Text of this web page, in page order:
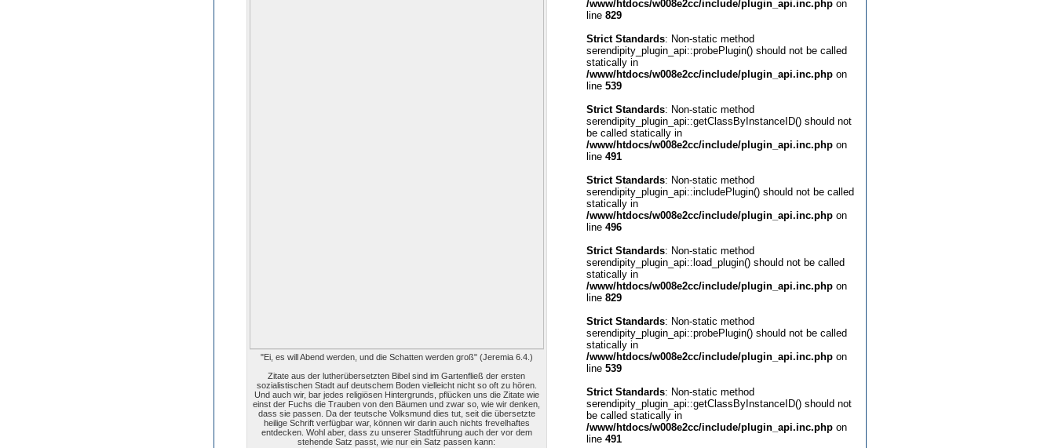
"Ei, es will Abend werden, und die Schatten werden groß" (Jeremia 6.4.)
Zitate aus der lutherübersetzten Bibel sind im Gartenfließ der ersten
sozialistischen Stadt auf deutschem Boden vielleicht nicht so oft zu hören.
Und auch wir, bar jedes religiösen Hintergrunds, pflücken uns die Zitate wie
einst der Fuchs die Trauben von den Bäumen und zwar so, wie wir denken,
dass sie passen. Da der teutsche Volksmund dies tut, seit die übersetzte
heilige Schrift verfügbar war, können wir darin auch nichts frevelhaftes
entdecken. Wohl aber, dass zu unserer Stadtführung auch der vor dem
stehende Satz passt, wie nur ein Satz passen kann:
/www/htdocs/w008e2cc/include/plugin_api.inc.php on
line 829
Strict Standards: Non-static method
serendipity_plugin_api::probePlugin() should not be called
statically in
/www/htdocs/w008e2cc/include/plugin_api.inc.php on
line 539
Strict Standards: Non-static method
serendipity_plugin_api::getClassByInstanceID() should not
be called statically in
/www/htdocs/w008e2cc/include/plugin_api.inc.php on
line 491
Strict Standards: Non-static method
serendipity_plugin_api::includePlugin() should not be called
statically in
/www/htdocs/w008e2cc/include/plugin_api.inc.php on
line 496
Strict Standards: Non-static method
serendipity_plugin_api::load_plugin() should not be called
statically in
/www/htdocs/w008e2cc/include/plugin_api.inc.php on
line 829
Strict Standards: Non-static method
serendipity_plugin_api::probePlugin() should not be called
statically in
/www/htdocs/w008e2cc/include/plugin_api.inc.php on
line 539
Strict Standards: Non-static method
serendipity_plugin_api::getClassByInstanceID() should not
be called statically in
/www/htdocs/w008e2cc/include/plugin_api.inc.php on
line 491